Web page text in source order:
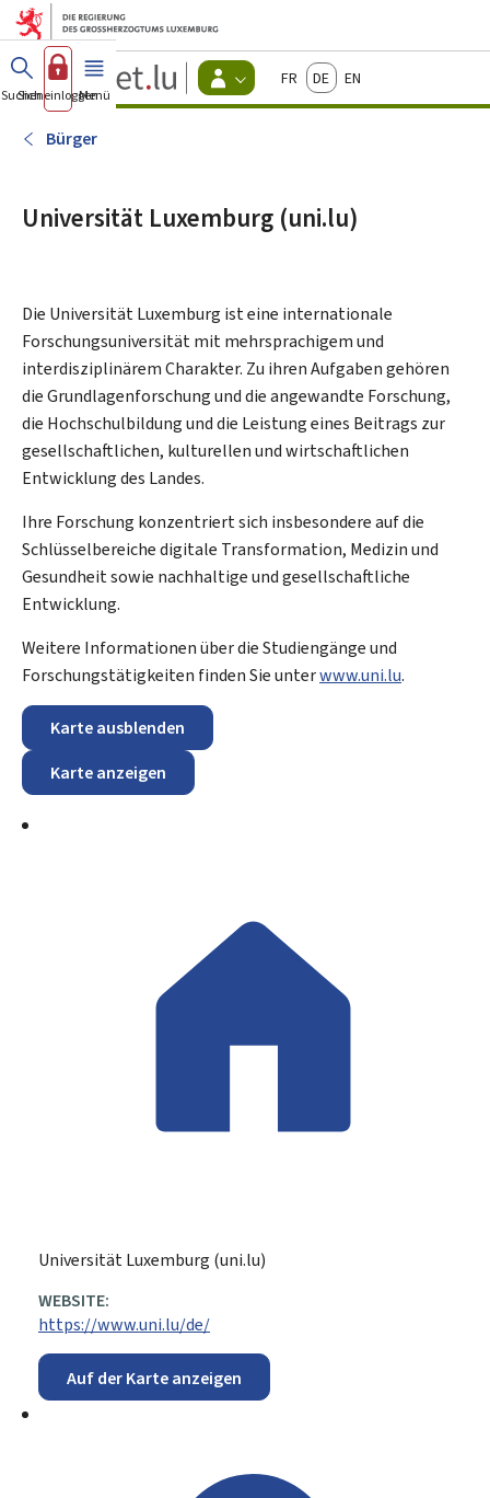
Zum Hauptmenü
Zum Inhalt
Guichet.lu
Changer
d'espace
FrançaisDeutschEnglish
Suchen
Sich einloggen
Menü Haupt-
Bürger
Universität Luxemburg (uni.lu)
Die Universität Luxemburg ist eine internationale
Forschungsuniversität mit mehrsprachigem und
interdisziplinärem Charakter. Zu ihren Aufgaben gehören
die Grundlagenforschung und die angewandte Forschung,
die Hochschulbildung und die Leistung eines Beitrags zur
gesellschaftlichen, kulturellen und wirtschaftlichen
Entwicklung des Landes.
Ihre Forschung konzentriert sich insbesondere auf die
Schlüsselbereiche digitale Transformation, Medizin und
Gesundheit sowie nachhaltige und gesellschaftliche
Entwicklung.
Weitere Informationen über die Studiengänge und
Forschungstätigkeiten finden Sie unterwww.uni.lu.
Karte ausblenden
Karte anzeigen
Universität Luxemburg (uni.lu)
ADRESSE:
WEBSITE:
https://www.uni.lu/de/
Auf der Karte anzeigen